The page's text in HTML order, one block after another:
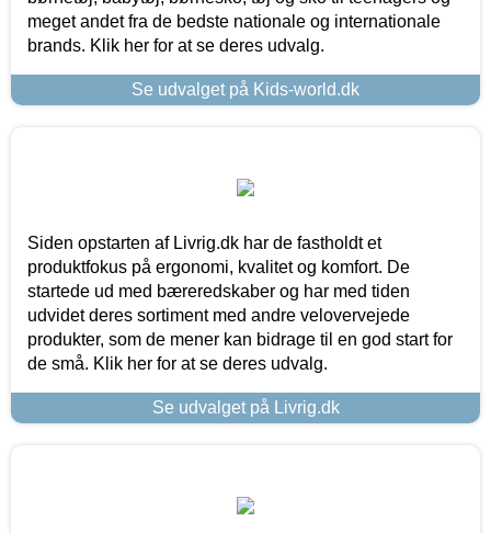
meget andet fra de bedste nationale og internationale
brands. Klik her for at se deres udvalg.
Se udvalget på Kids-world.dk
Siden opstarten af Livrig.dk har de fastholdt et
produktfokus på ergonomi, kvalitet og komfort. De
startede ud med bæreredskaber og har med tiden
udvidet deres sortiment med andre velovervejede
produkter, som de mener kan bidrage til en god start for
de små. Klik her for at se deres udvalg.
Se udvalget på Livrig.dk